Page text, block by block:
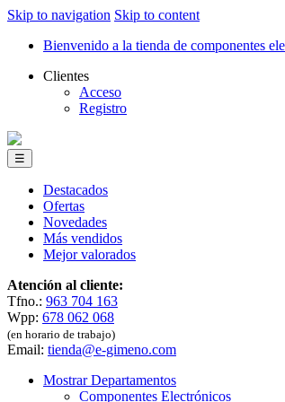
Skip to navigation Skip to content
Bienvenido a la tienda de componentes
Clientes
Acceso
Registro
☰
Destacados
Ofertas
Novedades
Más vendidos
Mejor valorados
Atención al cliente:
Tfno.: 963 704 163
Wpp: 678 062 068
(en horario de trabajo)
Email: tienda@e-gimeno.com
Mostrar Departamentos
Componentes Electrónicos